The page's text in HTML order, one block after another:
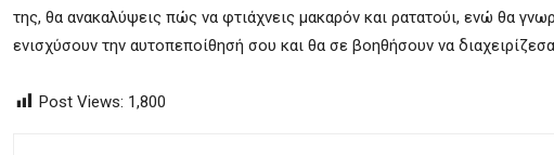
της, θα ανακαλύψεις πώς να φτιάχνεις μακαρόν και ρατατούι, ενώ θα
ενισχύσουν την αυτοπεποίθησή σου και θα σε βοηθήσουν να
Post Views: 1,800